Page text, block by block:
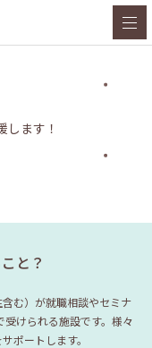
します！
と？
む）が就職相談やセミナ
けられる施設です。様々
ポートします。